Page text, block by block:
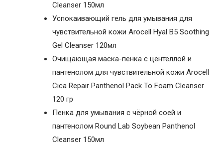
Cleanser 150мл
Успокаивающий гель для умывания для
чувствительной кожи Arocell Hyal B5 Soothing
Gel Cleanser 120мл
Очищающая маска-пенка с центеллой и
пантенолом для чувствительной кожи Arocell
Cica Repair Panthenol Pack To Foam Cleanser
120 гр
Пенка для умывания с чёрной соей и
пантенолом Round Lab Soybean Panthenol
Cleanser 150мл